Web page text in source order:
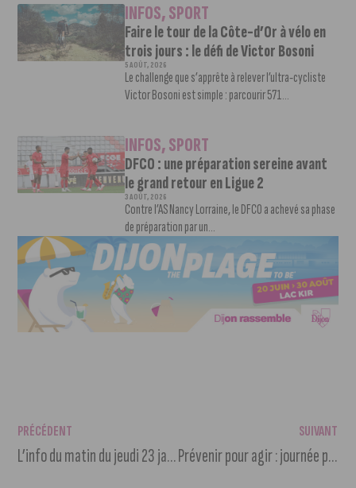
INFOS,SPORT
Faire le tour de la Côte-d’Or à vélo en
trois jours : le défi de Victor Bosoni
5 AOÛT, 2026
Le challenge que s’apprête à relever l’ultra-cycliste
Victor Bosoni est simple : parcourir 571...
INFOS,SPORT
DFCO : une préparation sereine avant
le grand retour en Ligue 2
3 AOÛT, 2026
Contre l’AS Nancy Lorraine, le DFCO a achevé sa phase
de préparation par un...
PRÉCÉDENT
L’info du matin du jeudi 23 janvier 2025
SUIVANT
Prévenir pour agir : journée prévention santé